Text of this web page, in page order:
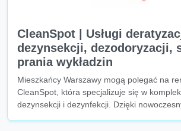
CleanSpot | Usługi
dezynsekcji, dezodoryzacji,
prania wykładzin
Mieszkańcy Warszawy mogą polegać na
CleanSpot, która specjalizuje się w
dezynsekcji i dezynfekcji. Dzięki